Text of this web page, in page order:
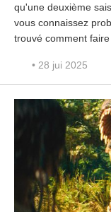
qu'une deuxième
vous connaissez
trouvé comment
• 28 jui 2025